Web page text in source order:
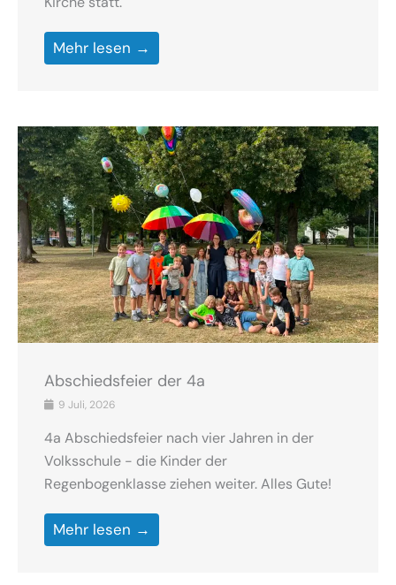
Mehr lesen →
Abschiedsfeier der 4a
9 Juli, 2026
4a Abschiedsfeier nach vier Jahren in der
Volksschule - die Kinder der
Regenbogenklasse ziehen weiter. Alles Gute!
Mehr lesen →